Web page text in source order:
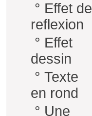
° Effet de
reflexion
° Effet
dessin
° Texte
en rond
° Une